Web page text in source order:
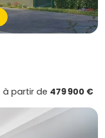
à partir de 479 900 €